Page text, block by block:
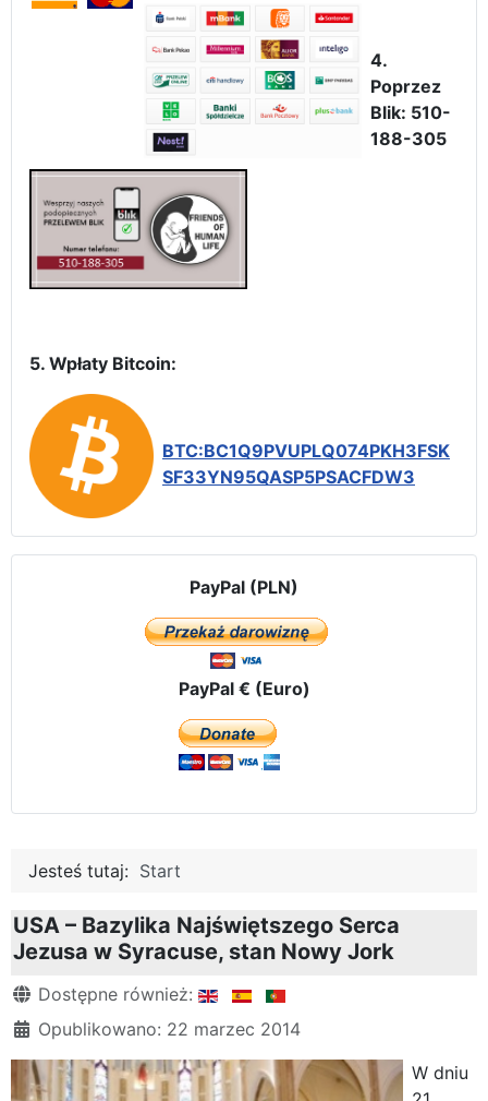
4.
Poprzez
Blik: 510-
188-305
5. Wpłaty Bitcoin:
BTC:BC1Q9PVUPLQ074PKH3FSK
SF33YN95QASP5PSACFDW3
PayPal (PLN)
PayPal € (Euro)
Jesteś tutaj: Start
USA – Bazylika Najświętszego Serca
Jezusa w Syracuse, stan Nowy Jork
Szczegóły
Dostępne również:
Opublikowano: 22 marzec 2014
W dniu